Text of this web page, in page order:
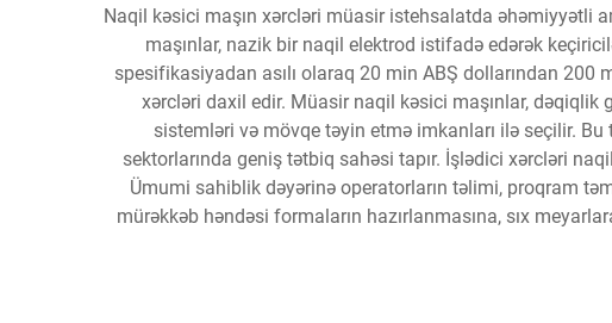
Naqil kəsici maşın xərcləri müasir istehsalatda əhəmiyyətli
maşınlar, nazik bir naqil elektrod istifadə edərək
spesifikasiyadan asılı olaraq 20 min ABŞ dollarından 200
xərcləri daxil edir. Müasir naqil kəsici maşınlar,
sistemləri və mövqe təyin etmə imkanları ilə seçilir.
sektorlarında geniş tətbiq sahəsi tapır. İşlədici xərcləri
Ümumi sahiblik dəyərinə operatorların təlimi, proqram
mürəkkəb həndəsi formaların hazırlanmasına, sıx